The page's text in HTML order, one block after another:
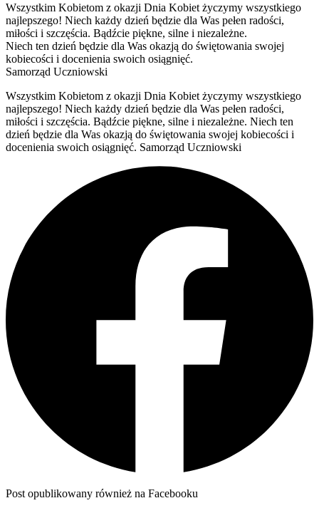
Wszystkim Kobietom z okazji Dnia Kobiet życzymy wszystkiego
najlepszego! Niech każdy dzień będzie dla Was pełen radości,
miłości i szczęścia. Bądźcie piękne, silne i niezależne.
Niech ten dzień będzie dla Was okazją do świętowania swojej
kobiecości i docenienia swoich osiągnięć.
Samorząd Uczniowski
Wszystkim Kobietom z okazji Dnia Kobiet życzymy wszystkiego
najlepszego! Niech każdy dzień będzie dla Was pełen radości,
miłości i szczęścia. Bądźcie piękne, silne i niezależne. Niech ten
dzień będzie dla Was okazją do świętowania swojej kobiecości i
docenienia swoich osiągnięć. Samorząd Uczniowski
Post opublikowany również na Facebooku